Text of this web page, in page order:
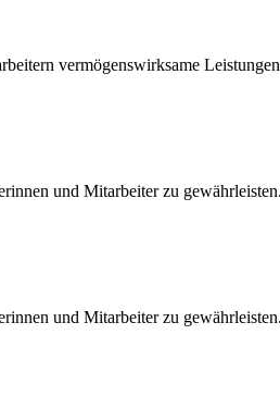
vermögenswirksame
und Mitarbeiter zu gewährleisten.
und Mitarbeiter zu gewährleisten.